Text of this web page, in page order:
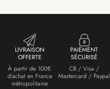
LIVRAISON
OFFERTE
À partir de 100€
d'achat en France
métropolitaine
PAIEMENT
SÉCURISÉ
CB / Visa /
Mastercard / Paypal